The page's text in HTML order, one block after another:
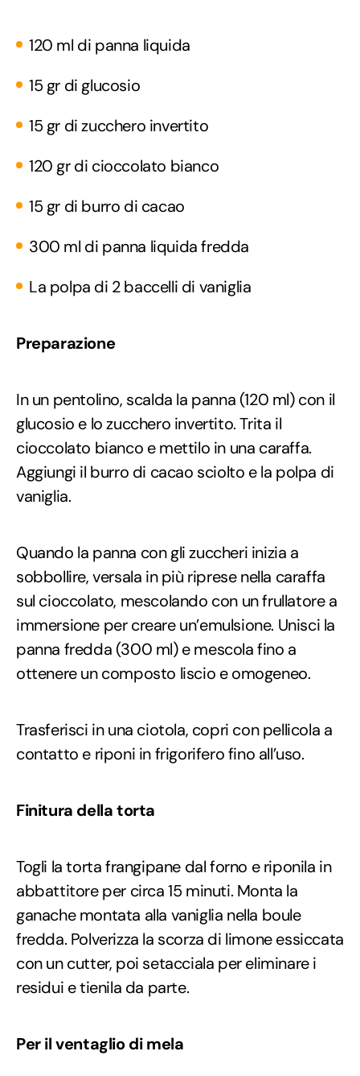
120 ml di panna liquida
15 gr di glucosio
15 gr di zucchero invertito
120 gr di cioccolato bianco
15 gr di burro di cacao
300 ml di panna liquida fredda
La polpa di 2 baccelli di vaniglia
Preparazione
In un pentolino, scalda la panna (120 ml) con il
glucosio e lo zucchero invertito. Trita il
cioccolato bianco e mettilo in una caraffa.
Aggiungi il burro di cacao sciolto e la polpa di
vaniglia.
Quando la panna con gli zuccheri inizia a
sobbollire, versala in più riprese nella caraffa
sul cioccolato, mescolando con un frullatore a
immersione per creare un’emulsione. Unisci la
panna fredda (300 ml) e mescola fino a
ottenere un composto liscio e omogeneo.
Trasferisci in una ciotola, copri con pellicola a
contatto e riponi in frigorifero fino all’uso.
Finitura della torta
Togli la torta frangipane dal forno e riponila in
abbattitore per circa 15 minuti. Monta la
ganache montata alla vaniglia nella boule
fredda. Polverizza la scorza di limone essiccata
con un cutter, poi setacciala per eliminare i
residui e tienila da parte.
Per il ventaglio di mela